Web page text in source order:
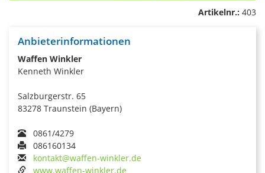
Artikelnr.: 403
Anbieterinformationen
Waffen Winkler
Kenneth Winkler
Salzburgerstr. 65
83278 Traunstein (Bayern)
0861/4279
086160134
kontakt@waffen-winkler.de
www.waffen-winkler.de